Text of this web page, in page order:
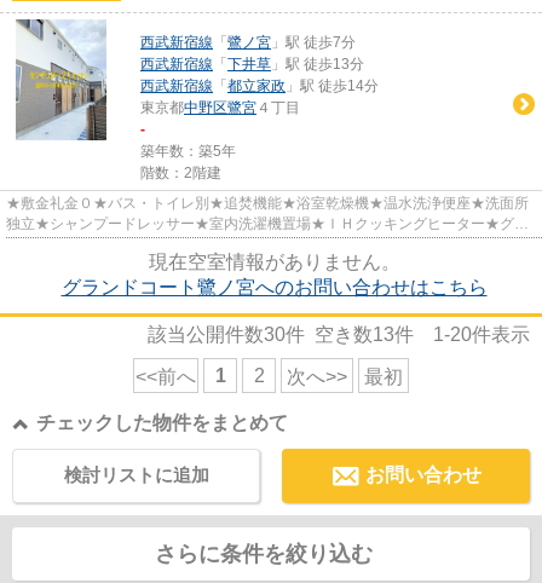
西武新宿線 「 鷺ノ宮 」駅 徒歩7分
西武新宿線 「 下井草 」駅 徒歩13分
西武新宿線 「 都立家政 」駅 徒歩14分
東京都中野区鷺宮 ４丁目
-
築年数：築5年
階数：2階建
★敷金礼金０★バス・トイレ別★追焚機能★浴室乾燥機★温水洗浄便座★洗面所
独立★シャンプードレッサー★室内洗濯機置場★ＩＨクッキングヒーター★グル
現在空室情報がありません。
グランドコート鷺ノ宮へのお問い合わせはこちら
該当公開件数30件 空き数13件 1-20件表示
<<前へ 1 2 次へ>> 最初
チェックした物件をまとめて
お問い合わせ
検討リストに追加
さらに条件を絞り込む